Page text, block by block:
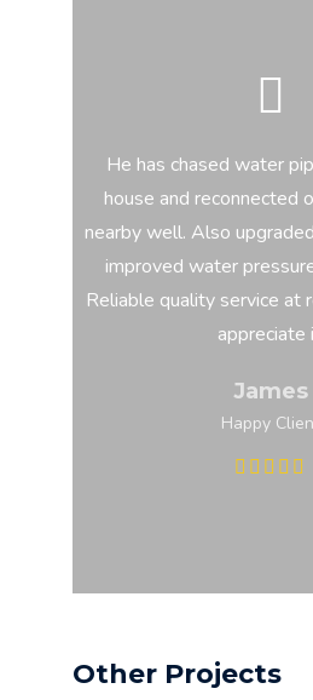
He has chased water
house and reconnected
nearby well. Also
improved water
Reliable quality service at
appreciate
James
Happy
Other Projects